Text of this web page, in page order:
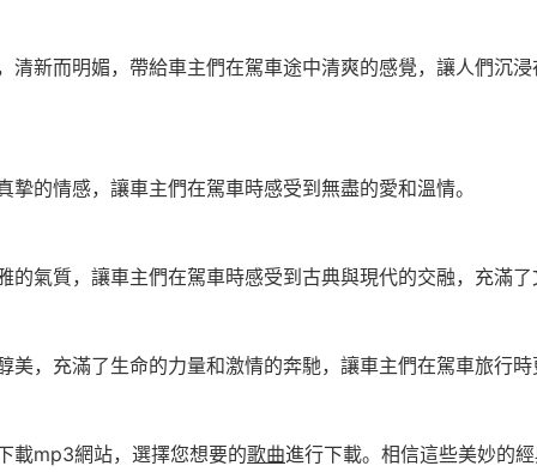
清新而明媚，帶給車主們在駕車途中清爽的感覺，讓人們沉浸
的情感，讓車主們在駕車時感受到無盡的愛和溫情。
的氣質，讓車主們在駕車時感受到古典與現代的交融，充滿了
美，充滿了生命的力量和激情的奔馳，讓車主們在駕車旅行時
載mp3網站，選擇您想要的歌曲進行下載。相信這些美妙的